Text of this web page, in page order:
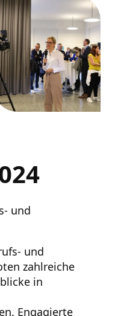
und
und
zahlreiche
in
Engagierte